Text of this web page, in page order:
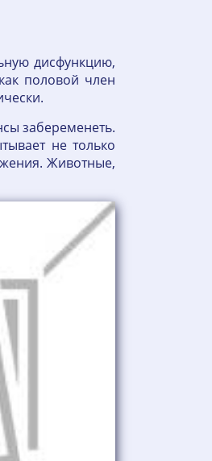
дисфункцию,
половой член
забеременеть.
не только
Животные,